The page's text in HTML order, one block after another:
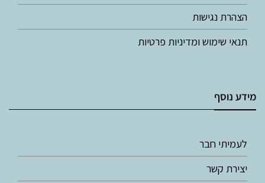
הצהרת נגישות
תנאי שימוש ומדיניות פרטיות
מידע נוסף
לעמיתי חבר
יצירת קשר